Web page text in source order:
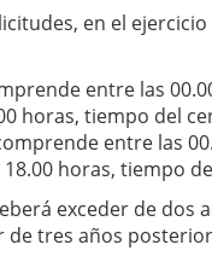
en el
entre las
horas, tiempo del
entre las
horas, tiempo
exceder de dos
tres años